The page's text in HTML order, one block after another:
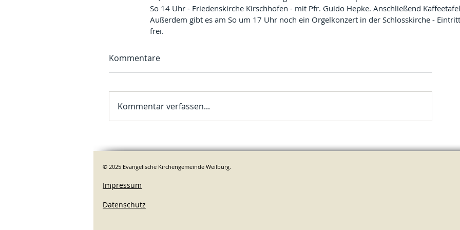
So 14 Uhr - Friedenskirche Kirschhofen - mit Pfr. Guido Hepke. Anschließend
Außerdem gibt es am So um 17 Uhr noch ein Orgelkonzert in der Schlosskirche -
frei.
Kommentare
Kommentar verfassen...
© 2025 Evangelische Kirchengemeinde Weilburg.
Impressum
Datenschutz